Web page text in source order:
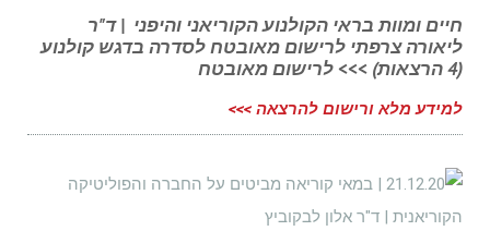
חיים ומוות בראי הקולנוע הקוריאני והיפני | ד"ר
ליאורה צרפתי לרישום מאובטח לסדרה בדגש קולנוע
(4 הרצאות) >>> לרישום מאובטח
למידע מלא ורישום להרצאה >>>